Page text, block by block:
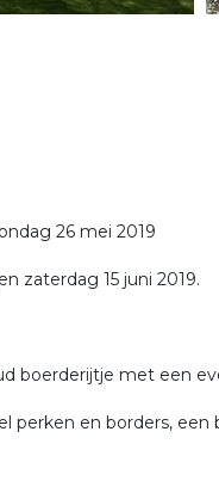
26 mei 2019
zaterdag 15 juni 2019.
boerderijtje met een
perken en borders,